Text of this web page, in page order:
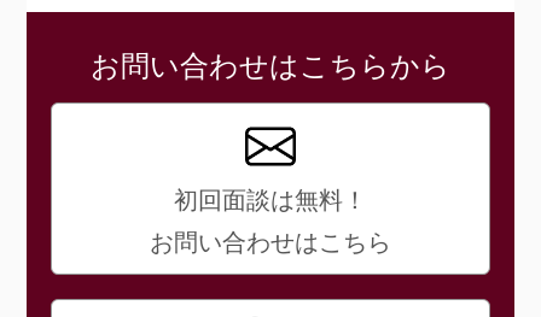
お問い合わせはこちらから
初回面談は無料！
お問い合わせはこちら